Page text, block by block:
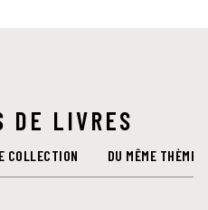
DE LIVRES
COLLECTION DU MÊME THÈME